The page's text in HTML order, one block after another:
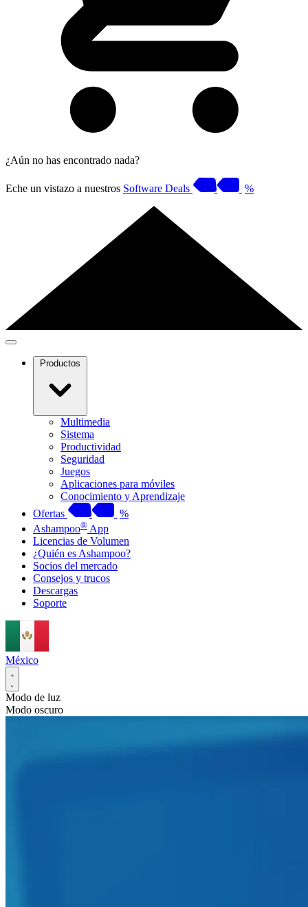
¿Aún no has encontrado nada?
Eche un vistazo a nuestros Software Deals %
Productos
Multimedia
Sistema
Productividad
Seguridad
Juegos
Aplicaciones para móviles
Conocimiento y Aprendizaje
Ofertas
%
Ashampoo® App
Licencias de Volumen
¿Quién es Ashampoo?
Socios del mercado
Consejos y trucos
Descargas
Soporte
México
Modo de luz
Modo oscuro